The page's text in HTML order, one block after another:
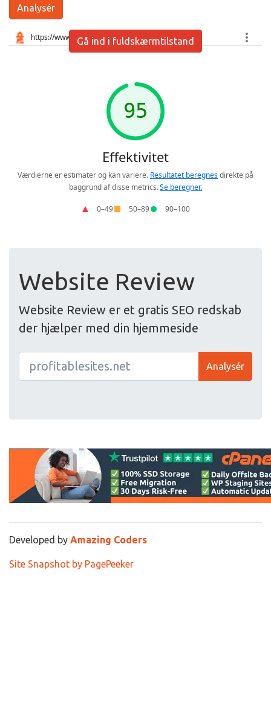
Analysér
Gå ind i fuldskærmtilstand
Website Review
Website Review er et gratis SEO redskab
der hjælper med din hjemmeside
Analysér
Developed by Amazing Coders
Site Snapshot by PagePeeker